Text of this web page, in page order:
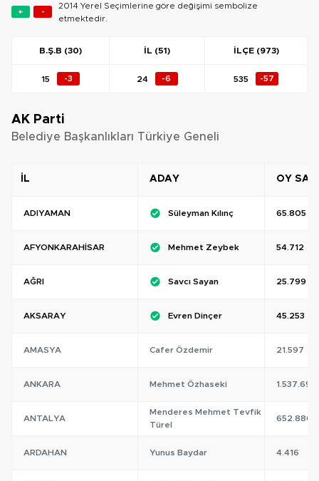
+ -
2014 Yerel Seçimlerine göre değişimi sembolize
etmektedir.
B.Ş.B (30) İL (51) İLÇE (973)
15 -3 24 -6 535 -57
AK Parti
Belediye Başkanlıkları Türkiye Geneli
İL ADAY OY
ADIYAMAN Süleyman Kılınç 65.805
AFYONKARAHISAR Mehmet Zeybek 54.712
AĞRI Savcı Sayan 25.799
AKSARAY Evren Dinçer 45.253
AMASYA Cafer Özdemir 21.597
ANKARA Mehmet Özhaseki 1.537.694
ANTALYA
Menderes Mehmet Tevfik
Türel
652.880
ARDAHAN Yunus Baydar 4.416